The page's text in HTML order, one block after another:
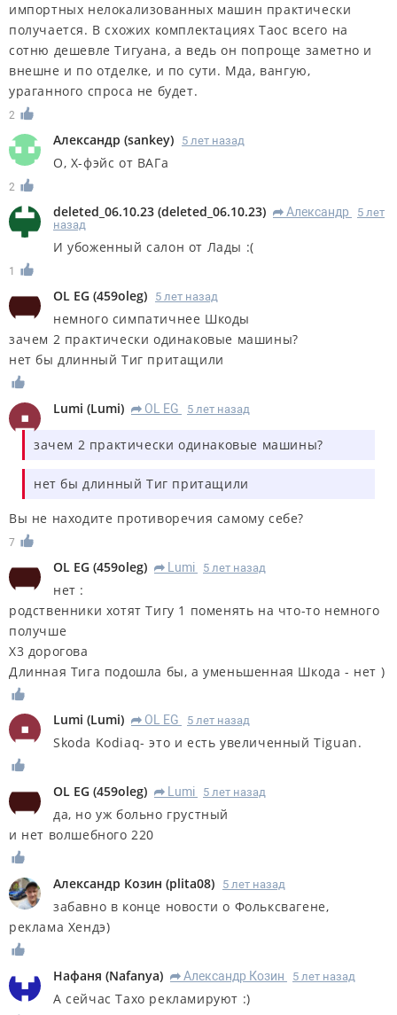
импортных нелокализованных машин практически
получается. В схожих комплектациях Таос всего на
сотню дешевле Тигуана, а ведь он попроще заметно и
внешне и по отделке, и по сути. Мда, вангую,
ураганного спроса не будет.
2
Александр (sankey) 5 лет назад
О, Х-фэйс от ВАГа
2
deleted_06.10.23 (deleted_06.10.23) R Александр
5 лет
назад
И убоженный салон от Лады :(
1
OL EG (459oleg) 5 лет назад
немного симпатичнее Шкоды
зачем 2 практически одинаковые машины?
нет бы длинный Тиг притащили
Lumi (Lumi) R OL EG 5 лет назад
зачем 2 практически одинаковые машины?
нет бы длинный Тиг притащили
Вы не находите противоречия самому себе?
7
OL EG (459oleg) R Lumi 5 лет назад
нет :
родственники хотят Тигу 1 поменять на что-то немного
получше
Х3 дорогова
Длинная Тига подошла бы, а уменьшенная Шкода - нет )
Lumi (Lumi) R OL EG 5 лет назад
Skoda Kodiaq- это и есть увеличенный Tiguan.
OL EG (459oleg) R Lumi 5 лет назад
да, но уж больно грустный
и нет волшебного 220
Александр Козин (plita08) 5 лет назад
забавно в конце новости о Фольксвагене,
реклама Хендэ)
Нафаня (Nafanya) R Александр Козин 5 лет назад
А сейчас Тахо рекламируют :)